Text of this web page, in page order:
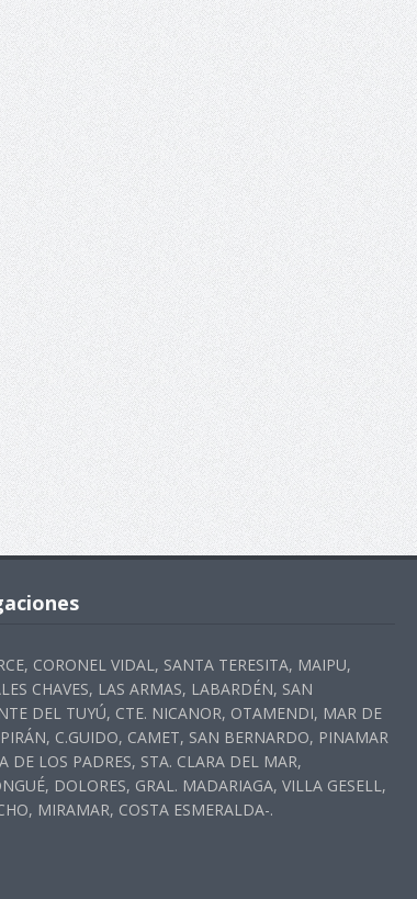
CORONEL VIDAL, SANTA TERESITA, MAIPU,
CHAVES, LAS ARMAS, LABARDÉN, SAN
DEL TUYÚ, CTE. NICANOR, OTAMENDI, MAR DE
C.GUIDO, CAMET, SAN BERNARDO, PINAMAR
DE LOS PADRES, STA. CLARA DEL MAR,
DOLORES, GRAL. MADARIAGA, VILLA GESELL,
MIRAMAR, COSTA ESMERALDA-.